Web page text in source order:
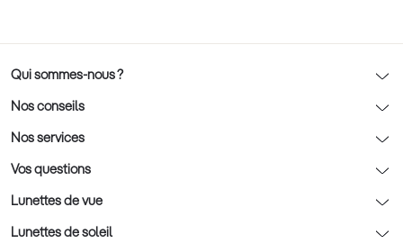
Qui sommes-nous ?
Notre charte déontologique
AFNOR Certification
Rendez-vous prévision
Nos conseils
Nos conseils lunettes
Nos conseils lentilles
Nos conseils enfants
Nos conseils santé visuelle
Nos services
Optic 2000 à domicile
Le contrôle de la vue chez votre opticien
L'entretien de votre équipement
Vos questions
Lunettes de vue
Lunettes de vue
Lunettes de soleil